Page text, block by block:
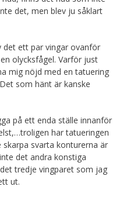
det, men blev ju såklart
det ett par vingar ovanför
olycksfågel. Varför just
mig nöjd med en tatuering
som hänt är kanske
på ett enda ställe innanför
har tatueringen
svarta konturerna är
det andra konstiga
tredje vingparet som jag
ut.